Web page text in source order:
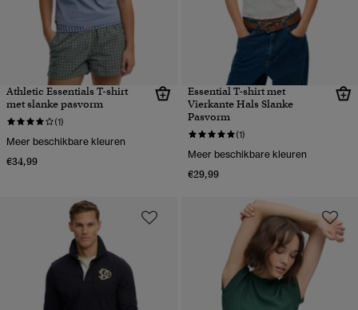
Athletic Essentials T-shirt
met slanke pasvorm
(1)
Meer beschikbare kleuren
€34,99
Essential T-shirt met
Vierkante Hals Slanke
Pasvorm
(1)
Meer beschikbare kleuren
€29,99